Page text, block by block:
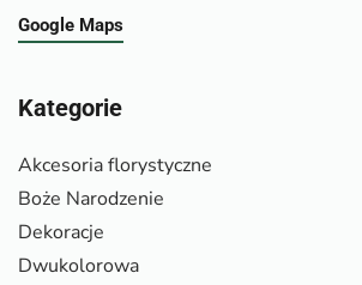
Google Maps
Kategorie
Akcesoria florystyczne
Boże Narodzenie
Dekoracje
Dwukolorowa